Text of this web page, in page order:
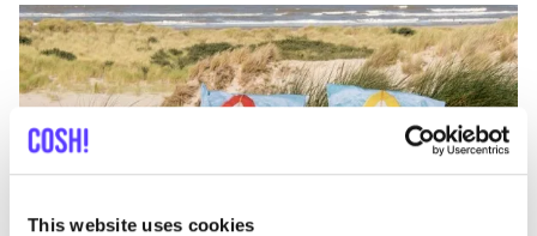
This website uses cookies